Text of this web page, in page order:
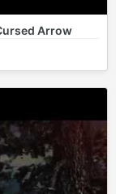
Episode 2 The Cursed Arrow